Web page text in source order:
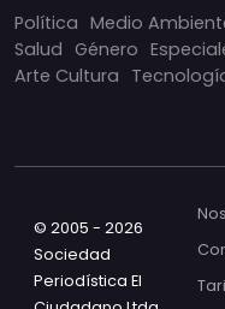
Política Medio
Salud Género
Arte Cultura
© 2005 - 2026
Sociedad
Periodística El